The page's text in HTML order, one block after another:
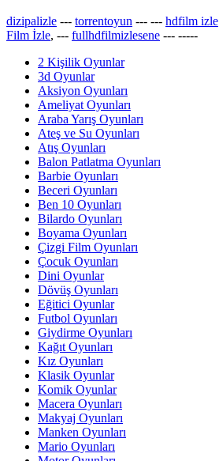
dizipalizle --- torrentoyun --- --- hdfilm izle
Film İzle, --- fullhdfilmizlesene --- -----
2 Kişilik Oyunlar
3d Oyunlar
Aksiyon Oyunları
Ameliyat Oyunları
Araba Yarış Oyunları
Ateş ve Su Oyunları
Atış Oyunları
Balon Patlatma Oyunları
Barbie Oyunları
Beceri Oyunları
Ben 10 Oyunları
Bilardo Oyunları
Boyama Oyunları
Çizgi Film Oyunları
Çocuk Oyunları
Dini Oyunlar
Dövüş Oyunları
Eğitici Oyunlar
Futbol Oyunları
Giydirme Oyunları
Kağıt Oyunları
Kız Oyunları
Klasik Oyunlar
Komik Oyunlar
Macera Oyunları
Makyaj Oyunları
Manken Oyunları
Mario Oyunları